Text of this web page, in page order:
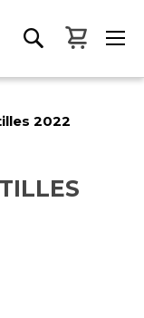
Mon
2022